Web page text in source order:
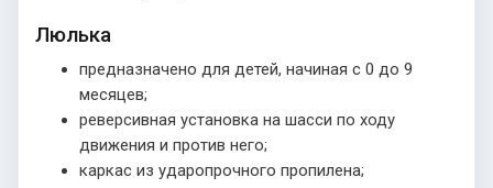
Люлька
предназначено для детей, начиная с 0 до 9
месяцев;
реверсивная установка на шасси по ходу
движения и против него;
каркас из ударопрочного пропилена;